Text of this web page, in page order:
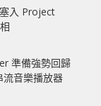
入 Project
準備強勢回歸
音樂播放器